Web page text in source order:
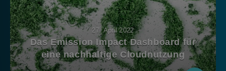
27. April 2022
Das Emission Impact Dashboard für
eine nachhaltige Cloudnutzung